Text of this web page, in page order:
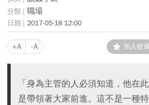
職場
2017-05-18 12:00
+A -A 加入收
「身為主管的人必須知道，他在
是帶領著大家前進。這不是一種